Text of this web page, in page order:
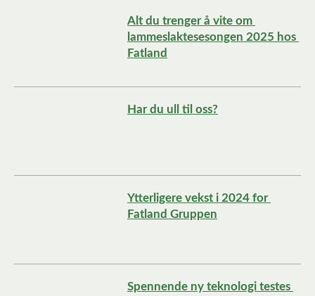
Alt du trenger å vite om
lammeslaktesesongen 2025 hos
Fatland
Har du ull til oss?
Ytterligere vekst i 2024 for
Fatland Gruppen
Spennende ny teknologi testes